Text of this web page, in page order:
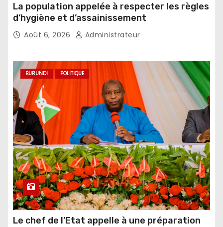
La population appelée à respecter les règles
d’hygiène et d’assainissement
Août 6, 2026 Administrateur
BURUNDI POLITIQUE
Le chef de l’Etat appelle à une préparation